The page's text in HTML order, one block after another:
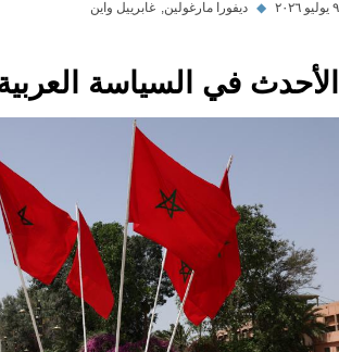
٩ يوليو ٢٠٢٦ ◆ ديفورا مارغولين غابرييل واين
الأحدث في السياسة